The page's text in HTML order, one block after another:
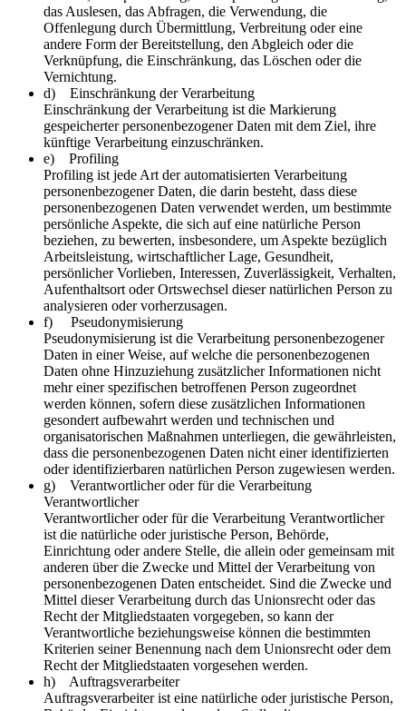
das Auslesen, das Abfragen, die Verwendung, die
Offenlegung durch Übermittlung, Verbreitung oder eine
andere Form der Bereitstellung, den Abgleich oder die
Verknüpfung, die Einschränkung, das Löschen oder die
Vernichtung.
d) Einschränkung der Verarbeitung
Einschränkung der Verarbeitung ist die Markierung
gespeicherter personenbezogener Daten mit dem Ziel, ihre
künftige Verarbeitung einzuschränken.
e) Profiling
Profiling ist jede Art der automatisierten Verarbeitung
personenbezogener Daten, die darin besteht, dass diese
personenbezogenen Daten verwendet werden, um bestimmte
persönliche Aspekte, die sich auf eine natürliche Person
beziehen, zu bewerten, insbesondere, um Aspekte bezüglich
Arbeitsleistung, wirtschaftlicher Lage, Gesundheit,
persönlicher Vorlieben, Interessen, Zuverlässigkeit, Verhalten,
Aufenthaltsort oder Ortswechsel dieser natürlichen Person zu
analysieren oder vorherzusagen.
f) Pseudonymisierung
Pseudonymisierung ist die Verarbeitung personenbezogener
Daten in einer Weise, auf welche die personenbezogenen
Daten ohne Hinzuziehung zusätzlicher Informationen nicht
mehr einer spezifischen betroffenen Person zugeordnet
werden können, sofern diese zusätzlichen Informationen
gesondert aufbewahrt werden und technischen und
organisatorischen Maßnahmen unterliegen, die gewährleisten,
dass die personenbezogenen Daten nicht einer identifizierten
oder identifizierbaren natürlichen Person zugewiesen werden.
g) Verantwortlicher oder für die Verarbeitung
Verantwortlicher
Verantwortlicher oder für die Verarbeitung Verantwortlicher
ist die natürliche oder juristische Person, Behörde,
Einrichtung oder andere Stelle, die allein oder gemeinsam mit
anderen über die Zwecke und Mittel der Verarbeitung von
personenbezogenen Daten entscheidet. Sind die Zwecke und
Mittel dieser Verarbeitung durch das Unionsrecht oder das
Recht der Mitgliedstaaten vorgegeben, so kann der
Verantwortliche beziehungsweise können die bestimmten
Kriterien seiner Benennung nach dem Unionsrecht oder dem
Recht der Mitgliedstaaten vorgesehen werden.
h) Auftragsverarbeiter
Auftragsverarbeiter ist eine natürliche oder juristische Person,